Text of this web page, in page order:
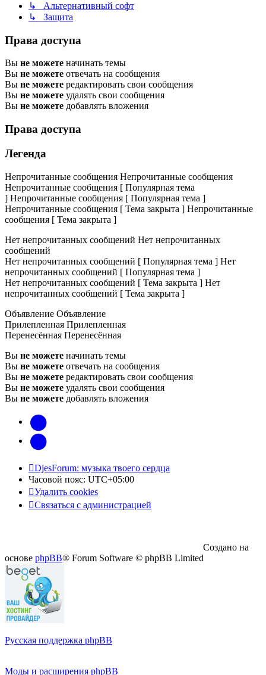
↳ Альтернативный софт
↳ Защита
Права доступа
Вы не можете начинать темы
Вы не можете отвечать на сообщения
Вы не можете редактировать свои сообщения
Вы не можете удалять свои сообщения
Вы не можете добавлять вложения
Права доступа
Легенда
Непрочитанные сообщения Непрочитанные сообщения
Непрочитанные сообщения [ Популярная тема
] Непрочитанные сообщения [ Популярная тема ]
Непрочитанные сообщения [ Тема закрыта ] Непрочитанные
сообщения [ Тема закрыта ]
Нет непрочитанных сообщений Нет непрочитанных
сообщений
Нет непрочитанных сообщений [ Популярная тема ] Нет
непрочитанных сообщений [ Популярная тема ]
Нет непрочитанных сообщений [ Тема закрыта ] Нет
непрочитанных сообщений [ Тема закрыта ]
Объявление Объявление
Прилепленная Прилепленная
Перенесённая Перенесённая
Вы не можете начинать темы
Вы не можете отвечать на сообщения
Вы не можете редактировать свои сообщения
Вы не можете удалять свои сообщения
Вы не можете добавлять вложения
vk
Telegram
DjesForum: музыка твоего сердца
Часовой пояс: UTC+05:00
Удалить cookies
Связаться с администрацией
Создано на
основе phpBB® Forum Software © phpBB Limited
Русская поддержка phpBB
Моды и расширения phpBB